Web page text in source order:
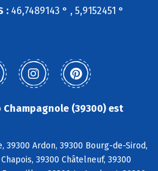
:46,7489143 ° , 5,9152451 °
(39300) est
39300 Ardon, 39300 Bourg-de-Sirod,
39300 Châtelneuf, 39300